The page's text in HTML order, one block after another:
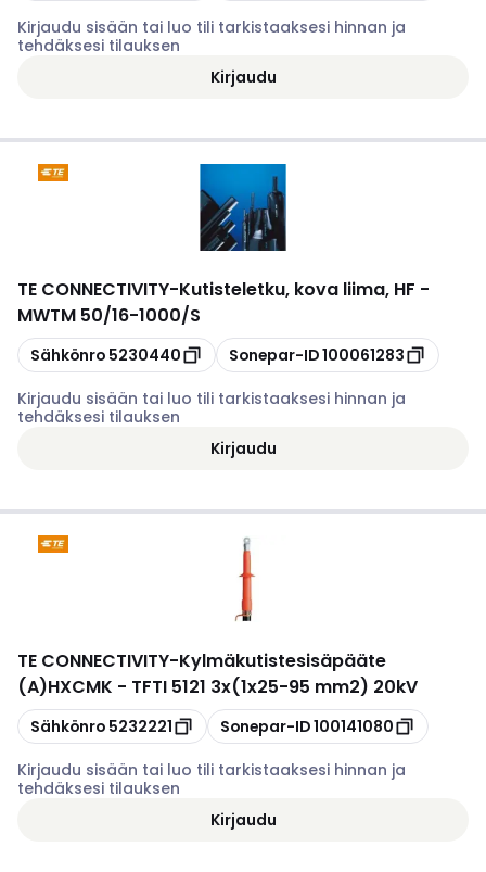
Kirjaudu sisään tai luo tili tarkistaaksesi hinnan ja
tehdäksesi tilauksen
Kirjaudu
TE CONNECTIVITY-Kutisteletku, kova liima, HF -
MWTM 50/16-1000/S
Kopioi
Sähkönro 5230440 Kopioi
Sonepar-ID100061283
Kirjaudu sisään tai luo tili tarkistaaksesi hinnan ja
tehdäksesi tilauksen
Kirjaudu
TE CONNECTIVITY-Kylmäkutistesisäpääte
(A)HXCMK - TFTI 5121 3x(1x25-95 mm2) 20kV
Kopioi
Sähkönro 5232221 Kopioi
Sonepar-ID100141080
Kirjaudu sisään tai luo tili tarkistaaksesi hinnan ja
tehdäksesi tilauksen
Kirjaudu